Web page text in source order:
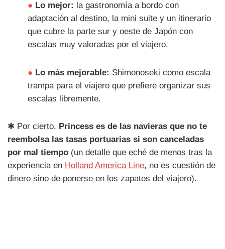
● Lo mejor: la gastronomía a bordo con
adaptación al destino, la mini suite y un itinerario
que cubre la parte sur y oeste de Japón con
escalas muy valoradas por el viajero.
● Lo más mejorable: Shimonoseki como escala
trampa para el viajero que prefiere organizar sus
escalas libremente.
✱ Por cierto, Princess es de las navieras que no te
reembolsa las tasas portuarias si son canceladas
por mal tiempo (un detalle que eché de menos tras la
experiencia en Holland America Line, no es cuestión de
dinero sino de ponerse en los zapatos del viajero).